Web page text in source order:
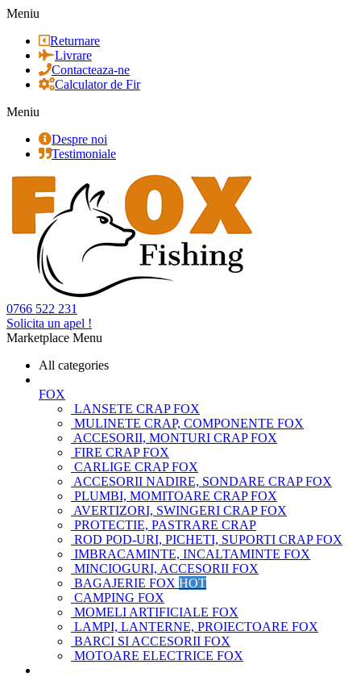
Meniu
Returnare
Livrare
Contacteaza-ne
Calculator de Fir
Meniu
Despre noi
Testimoniale
0766 522 231
Solicita un apel !
Marketplace Menu
All categories
FOX
LANSETE CRAP FOX
MULINETE CRAP, COMPONENTE FOX
ACCESORII, MONTURI CRAP FOX
FIRE CRAP FOX
CARLIGE CRAP FOX
ACCESORII NADIRE, SONDARE CRAP FOX
PLUMBI, MOMITOARE CRAP FOX
AVERTIZORI, SWINGERI CRAP FOX
PROTECTIE, PASTRARE CRAP
ROD POD-URI, PICHETI, SUPORTI CRAP FOX
IMBRACAMINTE, INCALTAMINTE FOX
MINCIOGURI, ACCESORII FOX
BAGAJERIE FOX HOT
CAMPING FOX
MOMELI ARTIFICIALE FOX
LAMPI, LANTERNE, PROIECTOARE FOX
BARCI SI ACCESORII FOX
MOTOARE ELECTRICE FOX